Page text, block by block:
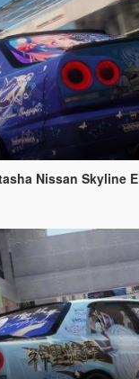
Nissan Skyline